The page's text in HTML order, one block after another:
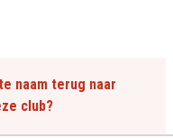
naam terug naar
club?